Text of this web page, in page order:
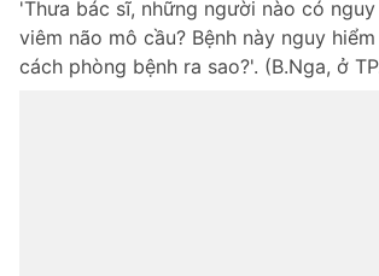
'Thưa bác sĩ, những người nào có
viêm não mô cầu? Bệnh này nguy
cách phòng bệnh ra sao?'. (B.Nga, ở